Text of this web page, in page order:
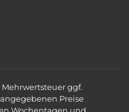
ggf.
Preise